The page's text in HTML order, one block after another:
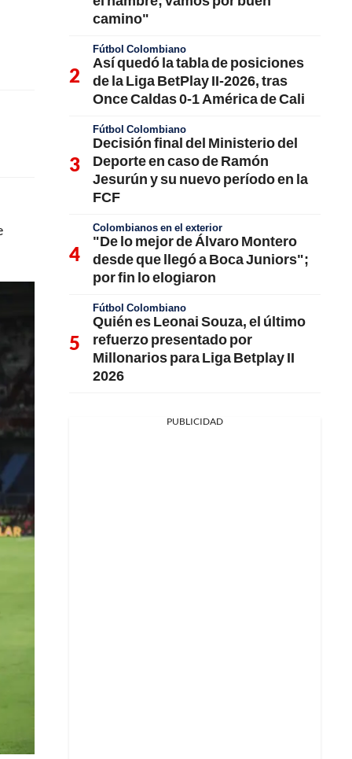
camino"
Fútbol Colombiano
Así quedó la tabla de posiciones
de la Liga BetPlay II-2026, tras
Once Caldas 0-1 América de Cali
Fútbol Colombiano
Decisión final del Ministerio del
Deporte en caso de Ramón
Jesurún y su nuevo período en la
FCF
Colombianos en el exterior
"De lo mejor de Álvaro Montero
desde que llegó a Boca Juniors";
por fin lo elogiaron
Fútbol Colombiano
Quién es Leonai Souza, el último
refuerzo presentado por
Millonarios para Liga Betplay II
2026
PUBLICIDAD